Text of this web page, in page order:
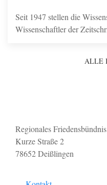
Seit 1947 stellen die
Wissenschaftler der
ALLE
Regionales
Kurze Straße 2
78652 Deißlingen